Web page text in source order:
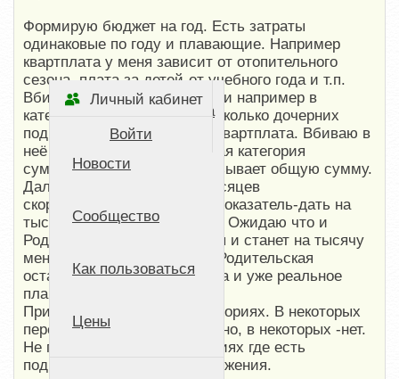
Стартовая страница
Новости
Сообщество
Как пользоваться
Цены
Личный кабинет
Войти
Формирую бюджет на год. Есть затраты
одинаковые по году и плавающие. Например
квартплата у меня зависит от отопительного
сезона, плата за детей-от учебного года и т.п.
Вбиваю плановые показатели например в
категорию Жильё. В ней несколько дочерних
подкатегорий. Одна из них квартплата. Вбиваю в
неё показатель, Родительская категория
суммирует дочерние и показывает общую сумму.
Далее я хочу через пару месяцев
скорректировать плановый показатель-дать на
тысяч меньше в квартплате. Ожидаю что и
Родительская пересчитается и станет на тысячу
меньше, однако это не так. Родительская
остается такой же как и была и уже реальное
планирование не отражает.
При чем так не во всех категориях. В некоторых
пересчитывает как и положено, в некоторых -нет.
Не пересчитывает в категориях где есть
подкатегории 2го уровня вложения.